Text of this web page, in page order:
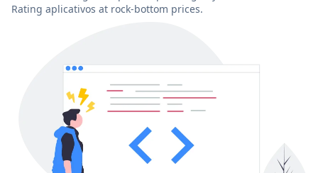
Rating aplicativos at rock-bottom prices.